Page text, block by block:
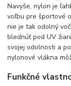
Navyše, nylon je
voľbu pre športové
nie je tak odolný
blednúť pod UV
svojej odolnosti a
nylonové vlákna
Funkčné